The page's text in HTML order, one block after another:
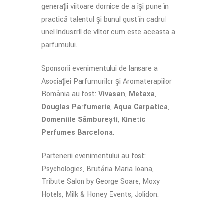
generaţii viitoare dornice de a îşi pune în
practică talentul şi bunul gust în cadrul
unei industrii de viitor cum este aceasta a
parfumului.
Sponsorii evenimentului de lansare a
Asociaţiei Parfumurilor şi Aromaterapiilor
România au fost: Vivasan, Metaxa,
Douglas Parfumerie, Aqua Carpatica,
Domeniile Sâmburești, Kinetic
Perfumes Barcelona.
Partenerii evenimentului au fost:
Psychologies, Brutăria Maria Ioana,
Tribute Salon by George Soare, Moxy
Hotels, Milk & Honey Events, Jolidon.